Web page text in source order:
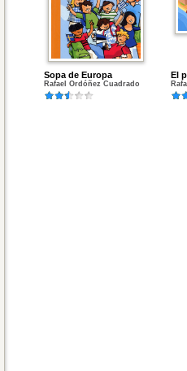
Sopa de Europa
Rafael Ordóñez Cuadrado
El